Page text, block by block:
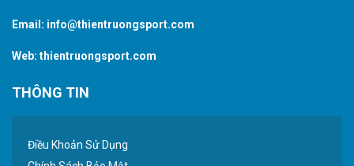
Email: info@thientruongsport.com
Web: thientruongsport.com
THÔNG TIN
Điều Khoản Sử Dụng